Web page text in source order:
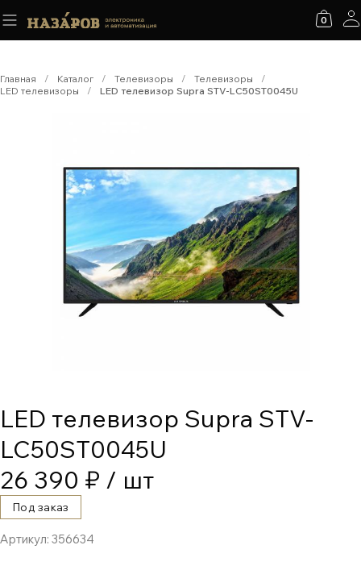
0
Главная / Каталог / Телевизоры / Телевизоры
/
LED телевизоры
/ LED телевизор Supra STV-LC50ST0045U
LED телевизор Supra STV-
LC50ST0045U
26 390 ₽ / шт
Под заказ
Артикул: 356634